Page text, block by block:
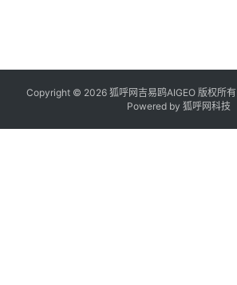
Copyright © 2026 狐呼网吉易鸥AIGEO 版权所有
Powered by 狐呼网科技